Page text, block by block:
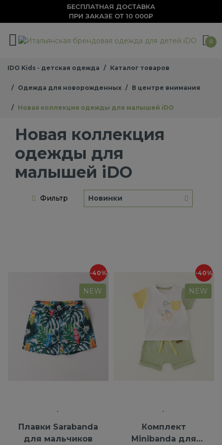
БЕСПЛАТНАЯ ДОСТАВКА
ПРИ ЗАКАЗЕ ОТ 10 000₽
0
IDO Kids - детская одежда Каталог товаров
Одежда для новорожденных В центре внимания
Новая коллекция одежды для малышей iDO
Новая коллекция
одежды для
малышей iDO
Фильтр Новинки
-40%
NEW
Плавки Sarabanda
для мальчиков
-40%
NEW
Комплект
Minibanda для